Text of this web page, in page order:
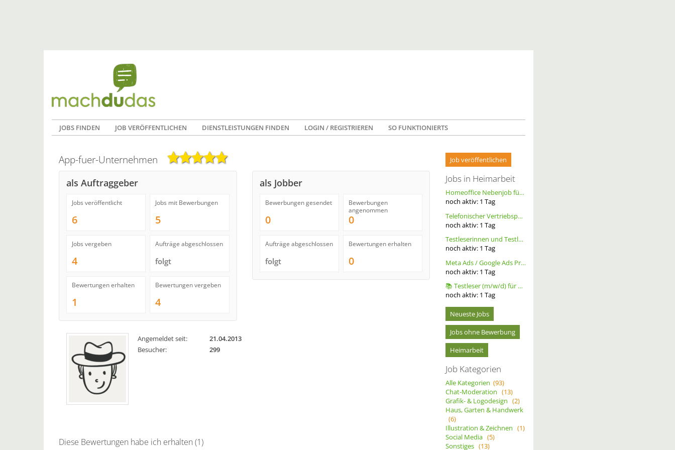
JOBS FINDEN JOB VERÖFFENTLICHEN DIENSTLEISTUNGEN FINDEN LOGIN / REGISTRIEREN SO FUNKTIONIERTS
App-fuer-Unternehmen
als Auftraggeber
Jobs veröffentlicht
6
Jobs mit Bewerbungen
5
Jobs vergeben
4
Aufträge abgeschlossen
folgt
Bewertungen erhalten
1
Bewertungen vergeben
4
als Jobber
Bewerbungen gesendet
0
Bewerbungen
angenommen
0
Aufträge abgeschlossen
folgt
Bewertungen erhalten
0
Angemeldet seit:
21.04.2013
Besucher:
299
Diese Bewertungen habe ich erhalten (1)
Job veröffentlichen
Jobs in Heimarbeit
Homeoffice Nebenjob für Datenerfassung & Terminmanagement – 100 % Remote als Freelancer m/w/d
noch aktiv: 1 Tag
Telefonischer Vertriebspartner
noch aktiv: 1 Tag
Testleserinnen und Testleser für neues Buch gesucht
noch aktiv: 1 Tag
Meta Ads / Google Ads Profi (m/w/d)
noch aktiv: 1 Tag
📚 Testleser (m/w/d) für Bücher gesucht – langfristige Zusammenarbeit
noch aktiv: 1 Tag
Neueste Jobs
Jobs ohne Bewerbung
Heimarbeit
Job Kategorien
Alle Kategorien (93)
Chat-Moderation (13)
Grafik- & Logodesign (2)
Haus, Garten & Handwerk
(6)
Illustration & Zeichnen (1)
Social Media (5)
Sonstiges (13)